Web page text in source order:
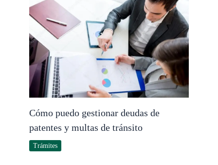
Cómo puedo gestionar deudas de
patentes y multas de tránsito
Trámites